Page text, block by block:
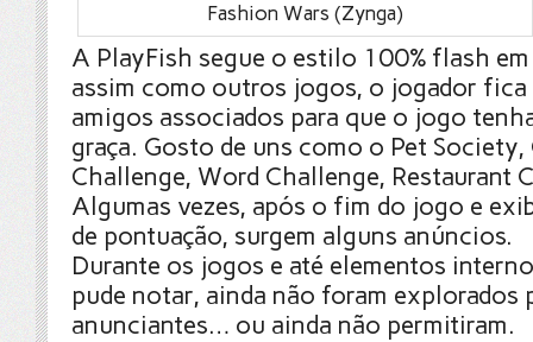
Fashion Wars (Zynga)
A PlayFish segue o estilo 100% flash
assim como outros jogos, o jogador fica
amigos associados para que o jogo
graça. Gosto de uns como o Pet Society,
Challenge, Word Challenge, Restaurant
Algumas vezes, após o fim do jogo e
de pontuação, surgem alguns anúncios.
Durante os jogos e até elementos
pude notar, ainda não foram explorados
anunciantes… ou ainda não permitiram.